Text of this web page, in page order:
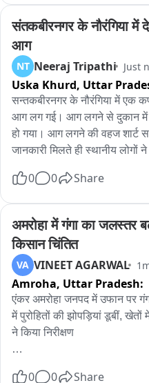
જથ્થાનો નાશ કરવામાં આવ્યો
આ જથ્થામાં કૃત્રિમ કલરવાળો
સ્નેક્સ, વારંવાર ગરમ કરાયેલ
તેમજ ન્યૂઝ પેપરમાં પીરસાતો
પાટણ નગરપાલિકાએ
વેપારીઓ પાસેથી રૂ.
ખાતે ખાડો કરીને નાશ કરવામાં
તંત્રએ વહેપારીઓને નિયમોનું
કાનૂની કાર્યવાહી કરવાની
संतकबीरनगर के नौरंगिया में
आग
NT Neeraj Tripathi Just
Uska Khurd, Uttar
सन्तकबीरनगर के नौरंगिया में एक
आग लग गई। आग लगने से दुकान में
हो गया। आग लगने की वहज शार्ट
जानकारी मिलते ही स्थानीय
के बाद आग पर काबू पाया। लेकिन
हुई है।
0 0 Share
अमरोहा में गंगा का जलस्तर
किसान चिंतित
VA VINEET AGARWAL
Amroha, Uttar Pradesh:
एंकर अमरोहा जनपद में उफान पर
में पुरोहितों की झोपड़ियां डूबीं,
ने किया निरीक्षण
0 0 Share